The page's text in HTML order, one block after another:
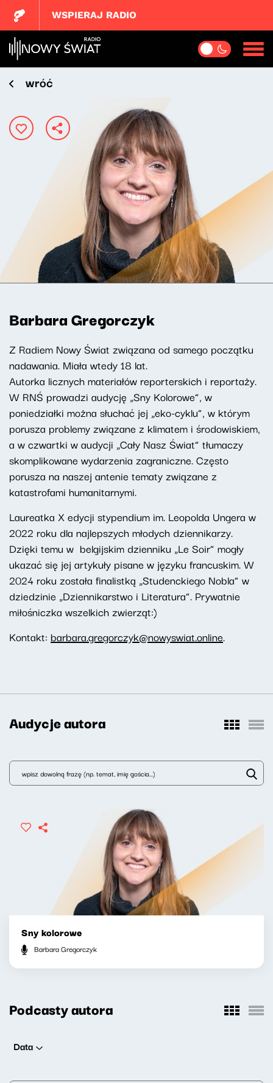
WSPIERAJ RADIO
wróć
Barbara Gregorczyk
Z Radiem Nowy Świat związana od samego początku
nadawania. Miała wtedy 18 lat.
Autorka licznych materiałów reporterskich i reportaży.
W RNŚ prowadzi audycję „Sny Kolorowe”, w
poniedziałki można słuchać jej „eko-cyklu”, w którym
porusza problemy związane z klimatem i środowiskiem,
a w czwartki w audycji „Cały Nasz Świat” tłumaczy
skomplikowane wydarzenia zagraniczne. Często
porusza na naszej antenie tematy związane z
katastrofami humanitarnymi.
Laureatka X edycji stypendium im. Leopolda Ungera w
2022 roku dla najlepszych młodych dziennikarzy.
Dzięki temu w belgijskim dzienniku „Le Soir” mogły
ukazać się jej artykuły pisane w języku francuskim. W
2024 roku została finalistką „Studenckiego Nobla” w
dziedzinie „Dziennikarstwo i Literatura”. Prywatnie
miłośniczka wszelkich zwierząt:)
Kontakt: barbara.gregorczyk@nowyswiat.online.
Audycje autora
Sny kolorowe
Barbara Gregorczyk
Podcasty autora
Data